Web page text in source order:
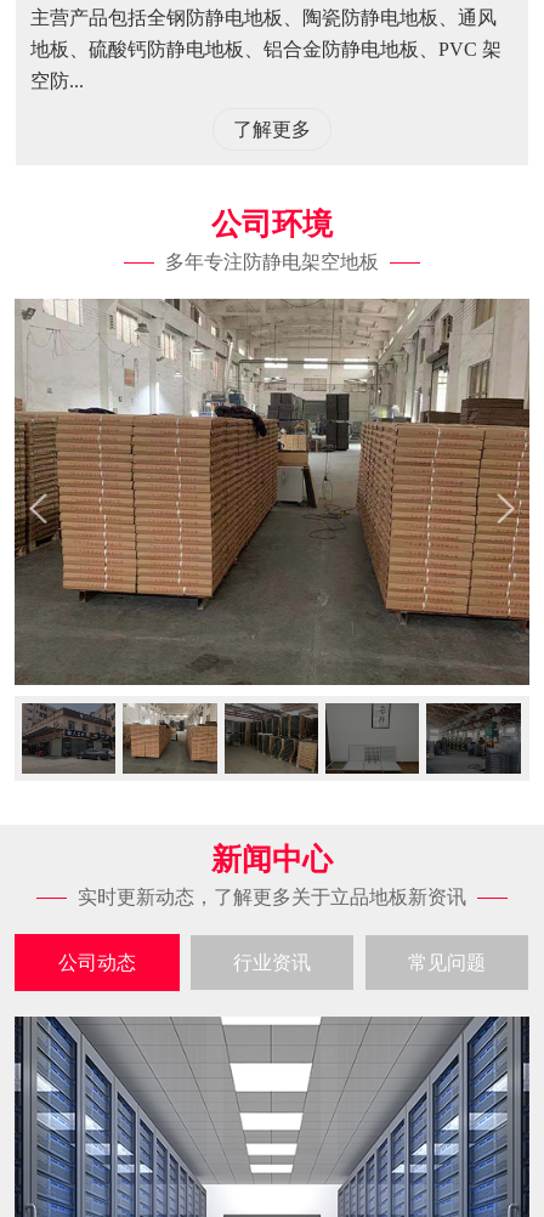
主营产品包括全钢防静电地板、陶瓷防静电地板、通风
地板、硫酸钙防静电地板、铝合金防静电地板、PVC 架
空防...
了解更多
公司环境
多年专注防静电架空地板
新闻中心
实时更新动态，了解更多关于立品地板新资讯
公司动态 行业资讯 常见问题